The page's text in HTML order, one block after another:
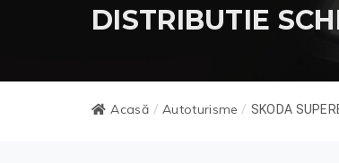
DISTRIBUTIE
Acasă / Autoturisme / SKODA